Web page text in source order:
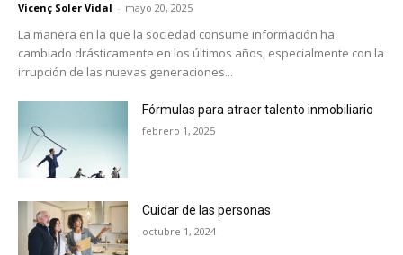
Vicenç Soler Vidal - mayo 20, 2025
La manera en la que la sociedad consume información ha
cambiado drásticamente en los últimos años, especialmente con la
irrupción de las nuevas generaciones...
Fórmulas para atraer talento inmobiliario
febrero 1, 2025
Cuidar de las personas
octubre 1, 2024